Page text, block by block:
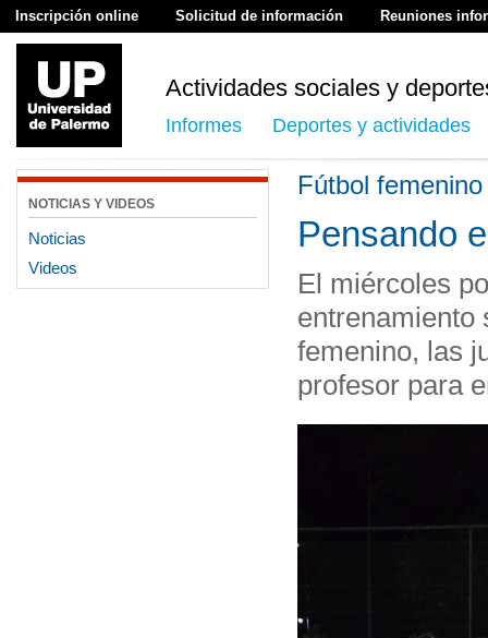
Inscripción online Solicitud de información Reuniones
Actividades sociales y
Informes Deportes y actividades
NOTICIAS Y VIDEOS
Noticias
Videos
Fútbol femenino
Pensando
El miércoles
entrenamiento
femenino, las
profesor para